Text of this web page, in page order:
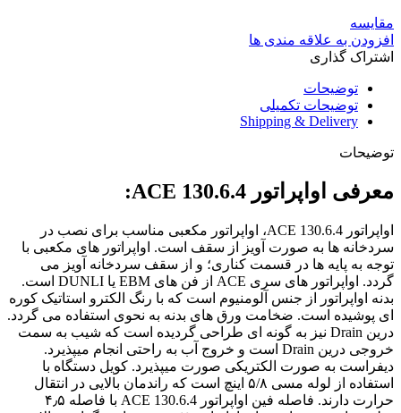
مقایسه
افزودن به علاقه مندی ها
اشتراک گذاری
توضیحات
توضیحات تکمیلی
Shipping & Delivery
توضیحات
معرفی اواپراتور ACE 130.6.4:
اواپراتور ACE 130.6.4، اواپراتور مکعبی مناسب برای نصب در
سردخانه ها به صورت آویز از سقف است. اواپراتور های مکعبی با
توجه به پایه ها در قسمت کناری؛ و از سقف سردخانه آویز می
گردد. اواپراتور های سری ACE از فن های EBM یا DUNLI است.
بدنه اواپراتور از جنس آلومنیوم است که با رنگ الکترو استاتیک کوره
ای پوشیده است. ضخامت ورق های بدنه به نحوی استفاده می گردد.
درین Drain نیز به گونه ای طراحی گردیده است که شیب به سمت
خروجی درین Drain است و خروج آب به راحتی انجام میپذیرد.
دیفراست به صورت الکتریکی صورت میپذیرد. کویل دستگاه با
استفاده از لوله مسی ۵/۸ اینچ است که راندمان بالایی در انتقال
حرارت دارند. فاصله فین اواپراتور ACE 130.6.4 با فاصله ۴٫۵